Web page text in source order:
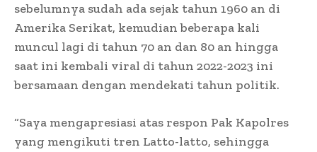
sebelumnya sudah ada sejak tahun 1960 an di
Amerika Serikat, kemudian beberapa kali
muncul lagi di tahun 70 an dan 80 an hingga
saat ini kembali viral di tahun 2022-2023 ini
bersamaan dengan mendekati tahun politik.
“Saya mengapresiasi atas respon Pak Kapolres
yang mengikuti tren Latto-latto, sehingga